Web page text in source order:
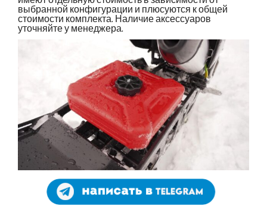
выбранной конфигурации и плюсуются к общей
стоимости комплекта. Наличие аксессуаров
уточняйте у менеджера.